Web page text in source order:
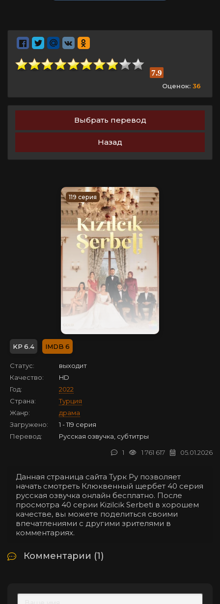
7.9
Оценок: 36
Выбрать перевод
Назад
119 серия
6.4 6
Статус:
выходит
Качество:
HD
Год:
2022
Страна:
Турция
Жанр:
драма
Загружено:
1 - 119 серия
Перевод:
Русская озвучка, субтитры
05.01.2026
1 761 617
1
Данная страница сайта Турк Ру позволяет
начать смотреть Клюквенный щербет 40 серия
русская озвучка онлайн бесплатно. После
просмотра 40 серии Kizilcik Serbeti в хорошем
качестве, вы можете поделиться своими
впечатлениями с другими зрителями в
комментариях.
Комментарии (1)